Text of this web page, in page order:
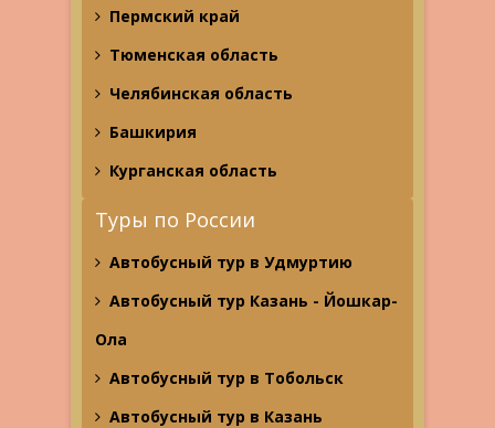
Пермский край
Тюменская область
Челябинская область
Башкирия
Курганская область
Туры по России
Автобусный тур в Удмуртию
Автобусный тур Казань - Йошкар-
Ола
Автобусный тур в Тобольск
Автобусный тур в Казань